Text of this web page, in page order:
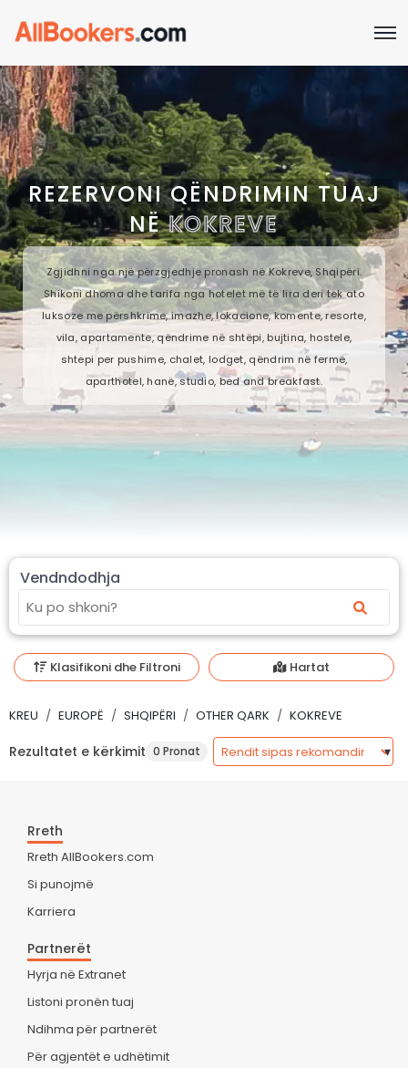
REZERVONI QËNDRIMIN TUAJ
NËKOKREVE
Zgjidhni nga një përzgjedhje pronash në Kokreve, Shqipëri.
Shikoni dhoma dhe tarifa nga hotelet më të lira deri tek ato
luksoze me përshkrime, imazhe, lokacione, komente, resorte,
vila, apartamente, qëndrime në shtëpi, bujtina, hostele,
shtepi per pushime, chalet, lodget, qëndrim në fermë,
aparthotel, hanë, studio, bed and breakfast.
Vendndodhja
Klasifikoni dhe Filtroni Hartat
KREU EUROPË SHQIPËRI OTHER QARK KOKREVE
Rezultatet e kërkimit 0 Pronat
Rreth
Rreth AllBookers.com
Si punojmë
Karriera
Partnerët
Hyrja në Extranet
Listoni pronën tuaj
Ndihma për partnerët
Për agjentët e udhëtimit